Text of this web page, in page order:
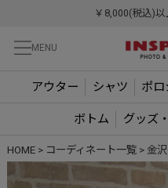
￥8,000(税込)
MENU
アウター シャツ ポロ
ボトム グッズ
HOME コーディネート一覧 金